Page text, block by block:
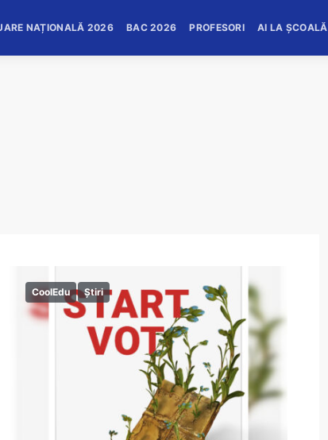
NAȚIONALĂ 2026 BAC 2026 PROFESORI AI LA ȘCOALĂ
CoolEdu Știri